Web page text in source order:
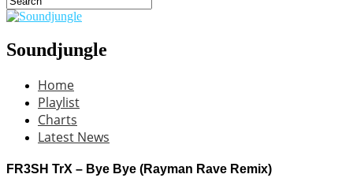
Soundjungle
Home
Playlist
Charts
Latest News
FR3SH TrX – Bye Bye (Rayman Rave Remix)